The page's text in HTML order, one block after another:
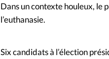
Dans un contexte houleux,
l’euthanasie.
Six candidats à l’élection